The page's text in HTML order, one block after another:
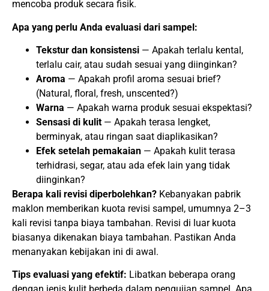
mencoba produk secara fisik.
Apa yang perlu Anda evaluasi dari sampel:
Tekstur dan konsistensi — Apakah terlalu kental,
terlalu cair, atau sudah sesuai yang diinginkan?
Aroma — Apakah profil aroma sesuai brief?
(Natural, floral, fresh, unscented?)
Warna — Apakah warna produk sesuai ekspektasi?
Sensasi di kulit— Apakah terasa lengket,
berminyak, atau ringan saat diaplikasikan?
Efek setelah pemakaian — Apakah kulit terasa
terhidrasi, segar, atau ada efek lain yang tidak
diinginkan?
Berapa kali revisi diperbolehkan? Kebanyakan pabrik
maklon memberikan kuota revisi sampel, umumnya 2–3
kali revisi tanpa biaya tambahan. Revisi di luar kuota
biasanya dikenakan biaya tambahan. Pastikan Anda
menanyakan kebijakan ini di awal.
Tips evaluasi yang efektif: Libatkan beberapa orang